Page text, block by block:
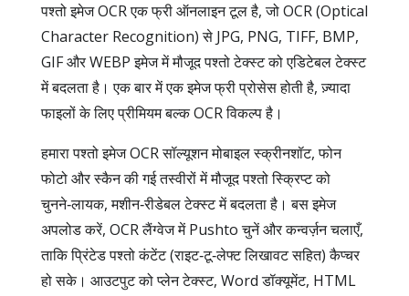
पश्तो इमेज OCR एक फ्री ऑनलाइन टूल है, जो OCR (Optical
Character Recognition) से JPG, PNG, TIFF, BMP,
GIF और WEBP इमेज में मौजूद पश्तो टेक्स्ट को एडिटेबल टेक्स्ट
में बदलता है। एक बार में एक इमेज फ्री प्रोसेस होती है, ज़्यादा
फाइलों के लिए प्रीमियम बल्क OCR विकल्प है।
हमारा पश्तो इमेज OCR सॉल्यूशन मोबाइल स्क्रीनशॉट, फोन
फोटो और स्कैन की गई तस्वीरों में मौजूद पश्तो स्क्रिप्ट को
चुनने‑लायक, मशीन‑रीडेबल टेक्स्ट में बदलता है। बस इमेज
अपलोड करें, OCR लैंग्वेज में Pushto चुनें और कन्वर्ज़न चलाएँ,
ताकि प्रिंटेड पश्तो कंटेंट (राइट‑टू‑लेफ्ट लिखावट सहित) कैप्चर
हो सके। आउटपुट को प्लेन टेक्स्ट, Word डॉक्यूमेंट, HTML